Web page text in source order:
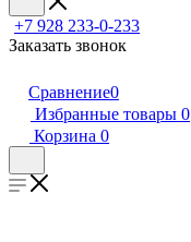
+7 928 233-0-233
Заказать звонок
Сравнение0
Избранные товары 0
Корзина 0